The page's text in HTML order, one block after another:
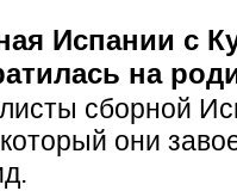
Испании с
на
сборной
они